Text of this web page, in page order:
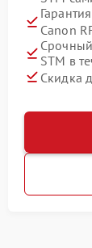
Canon
STM в
Скидка